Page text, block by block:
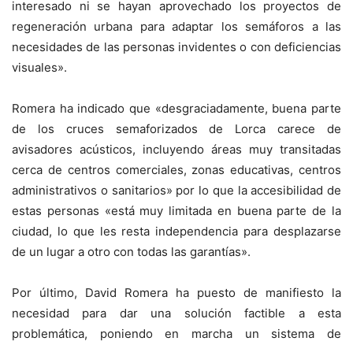
interesado ni se hayan aprovechado los proyectos de
regeneración urbana para adaptar los semáforos a las
necesidades de las personas invidentes o con deficiencias
visuales».
Romera ha indicado que «desgraciadamente, buena parte
de los cruces semaforizados de Lorca carece de
avisadores acústicos, incluyendo áreas muy transitadas
cerca de centros comerciales, zonas educativas, centros
administrativos o sanitarios» por lo que la accesibilidad de
estas personas «está muy limitada en buena parte de la
ciudad, lo que les resta independencia para desplazarse
de un lugar a otro con todas las garantías».
Por último, David Romera ha puesto de manifiesto la
necesidad para dar una solución factible a esta
problemática, poniendo en marcha un sistema de